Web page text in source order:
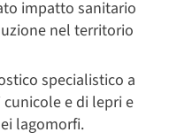
impatto sanitario
nel territorio
specialistico a
e di lepri e
lagomorfi.